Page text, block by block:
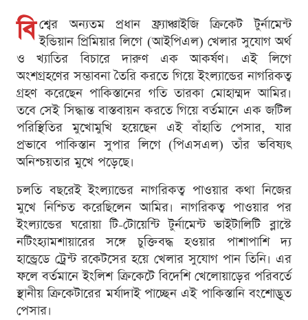
বি শ্বের অন্যতম প্রধান ফ্র্যাঞ্চাইজি ক্রিকেট টুর্নামেন্ট
ইন্ডিয়ান প্রিমিয়ার লিগে (আইপিএল) খেলার সুযোগ অর্থ
ও খ্যাতির বিচারে দারুণ এক আকর্ষণ। এই লিগে
অংশগ্রহণের সম্ভাবনা তৈরি করতে গিয়ে ইংল্যান্ডের নাগরিকত্ব
গ্রহণ করেছেন পাকিস্তানের গতি তারকা মোহাম্মদ আমির।
তবে সেই সিদ্ধান্ত বাস্তবায়ন করতে গিয়ে বর্তমানে এক জটিল
পরিস্থিতির মুখোমুখি হয়েছেন এই বাঁহাতি পেসার, যার
প্রভাবে পাকিস্তান সুপার লিগে (পিএসএল) তাঁর ভবিষ্যৎ
অনিশ্চয়তার মুখে পড়েছে।
চলতি বছরেই ইংল্যান্ডের নাগরিকত্ব পাওয়ার কথা নিজের
মুখে নিশ্চিত করেছিলেন আমির। নাগরিকত্ব পাওয়ার পর
ইংল্যান্ডের ঘরোয়া টি-টোয়েন্টি টুর্নামেন্ট ভাইটালিটি ব্লাস্টে
নটিংহ্যামশায়ারের সঙ্গে চুক্তিবদ্ধ হওয়ার পাশাপাশি দ্য
হান্ড্রেডে ট্রেন্ট রকেটসের হয়ে খেলার সুযোগ পান তিনি। এর
ফলে বর্তমানে ইংলিশ ক্রিকেটে বিদেশি খেলোয়াড়ের পরিবর্তে
স্থানীয় ক্রিকেটারের মর্যাদাই পাচ্ছেন এই পাকিস্তানি বংশোদ্ভূত
পেসার।